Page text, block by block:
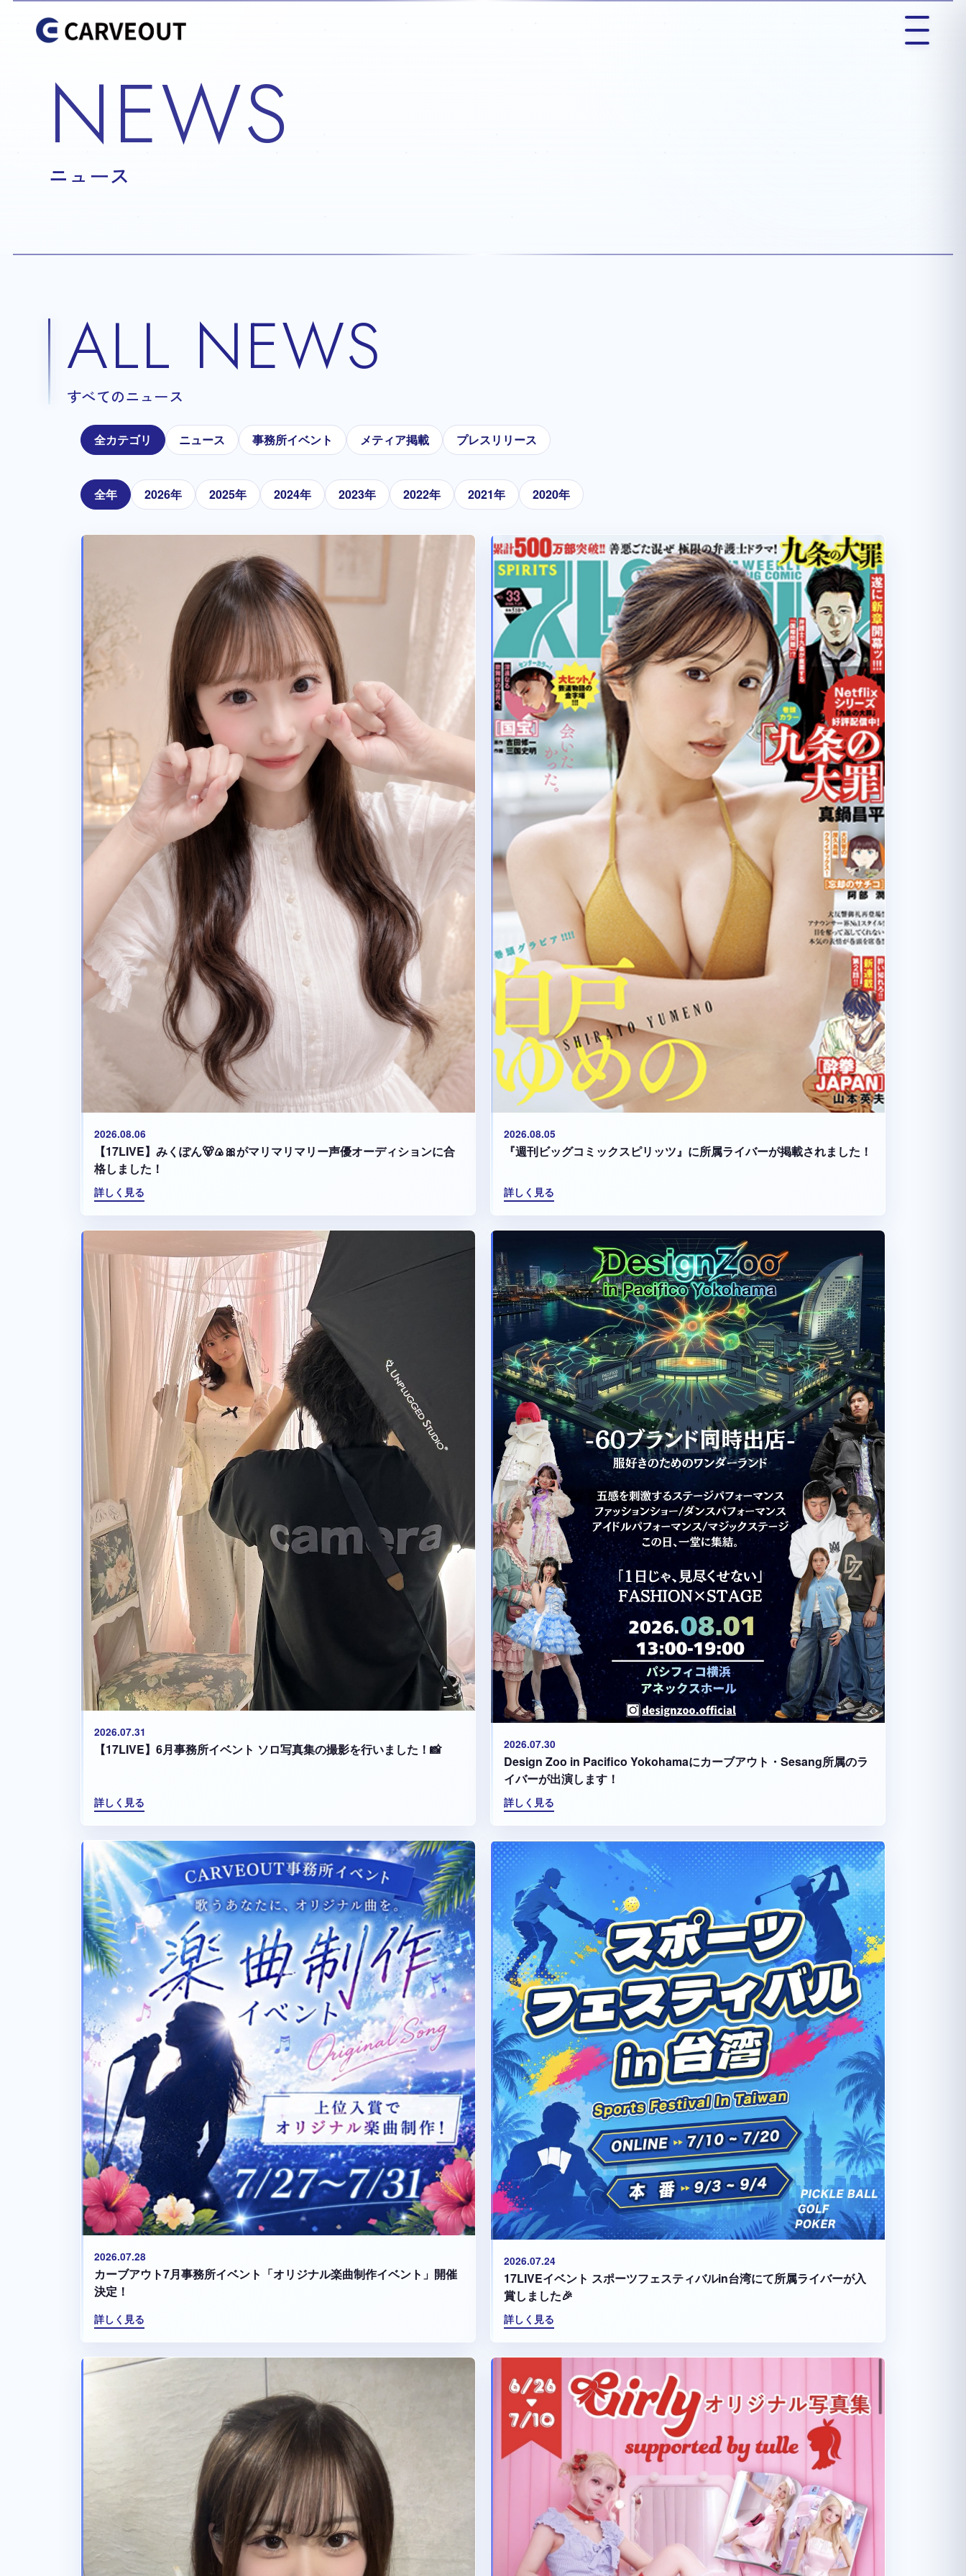
NEWS
ニュース
ALL NEWS
すべてのニュース
全カテゴリ ニュース 事務所イベント メティア掲載 プレスリリース
全年 2026年 2025年 2024年 2023年 2022年 2021年 2020年
2026.08.06
【17LIVE】みくぽん🐻🍙🎀がマリマリマリー声優オーディションに合
格しました！
詳しく見る
2026.08.05
『週刊ビッグコミックスピリッツ』に所属ライバーが掲載されました！
詳しく見る
2026.07.31
【17LIVE】6月事務所イベント ソロ写真集の撮影を行いました！📸
詳しく見る
2026.07.30
Design Zoo in Pacifico Yokohamaにカーブアウト・Sesang所属のラ
イバーが出演します！
詳しく見る
2026.07.28
カーブアウト7月事務所イベント「オリジナル楽曲制作イベント」開催
決定！
詳しく見る
2026.07.24
17LIVEイベント スポーツフェスティバルin台湾にて所属ライバーが入
賞しました🎉
詳しく見る